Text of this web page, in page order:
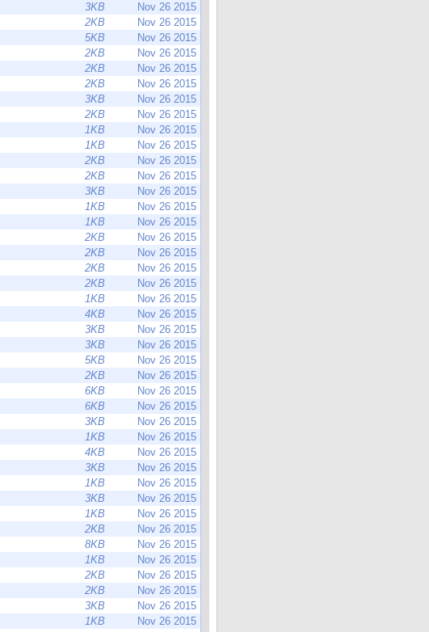
3KB
Nov 26 2015
2KB
Nov 26 2015
5KB
Nov 26 2015
2KB
Nov 26 2015
2KB
Nov 26 2015
2KB
Nov 26 2015
3KB
Nov 26 2015
2KB
Nov 26 2015
1KB
Nov 26 2015
1KB
Nov 26 2015
2KB
Nov 26 2015
2KB
Nov 26 2015
3KB
Nov 26 2015
1KB
Nov 26 2015
1KB
Nov 26 2015
2KB
Nov 26 2015
2KB
Nov 26 2015
2KB
Nov 26 2015
2KB
Nov 26 2015
1KB
Nov 26 2015
4KB
Nov 26 2015
3KB
Nov 26 2015
3KB
Nov 26 2015
5KB
Nov 26 2015
2KB
Nov 26 2015
6KB
Nov 26 2015
6KB
Nov 26 2015
3KB
Nov 26 2015
1KB
Nov 26 2015
4KB
Nov 26 2015
3KB
Nov 26 2015
1KB
Nov 26 2015
3KB
Nov 26 2015
1KB
Nov 26 2015
2KB
Nov 26 2015
8KB
Nov 26 2015
1KB
Nov 26 2015
2KB
Nov 26 2015
2KB
Nov 26 2015
3KB
Nov 26 2015
1KB
Nov 26 2015